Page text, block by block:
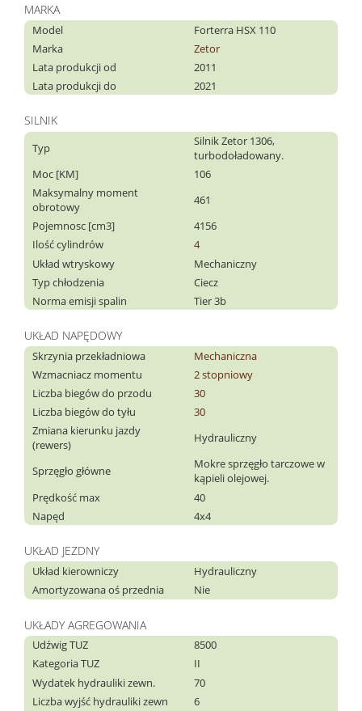
MARKA
Model
Forterra HSX 110
Marka
Zetor
Lata produkcji od
2011
Lata produkcji do
2021
SILNIK
Typ
Silnik Zetor 1306,
turbodoładowany.
Moc [KM]
106
Maksymalny moment
obrotowy
461
Pojemnosc [cm3]
4156
Ilość cylindrów
4
Układ wtryskowy
Mechaniczny
Typ chłodzenia
Ciecz
Norma emisji spalin
Tier 3b
UKŁAD NAPĘDOWY
Skrzynia przekładniowa
Mechaniczna
Wzmacniacz momentu
2 stopniowy
Liczba biegów do przodu
30
Liczba biegów do tyłu
30
Zmiana kierunku jazdy
(rewers)
Hydrauliczny
Sprzęgło główne
Mokre sprzęgło tarczowe w
kąpieli olejowej.
Prędkość max
40
Napęd
4x4
UKŁAD JEZDNY
Układ kierowniczy
Hydrauliczny
Amortyzowana oś przednia
Nie
UKŁADY AGREGOWANIA
Udźwig TUZ
8500
Kategoria TUZ
II
Wydatek hydrauliki zewn.
70
Liczba wyjść hydrauliki zewn
6